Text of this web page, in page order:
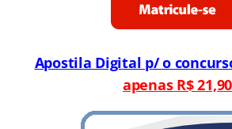
Apostila Digital p/ o
apenas R$ 21,90